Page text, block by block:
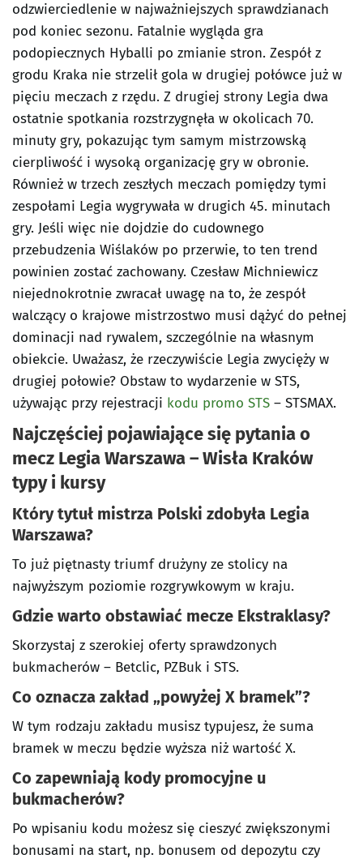
odzwierciedlenie w najważniejszych sprawdzianach
pod koniec sezonu. Fatalnie wygląda gra
podopiecznych Hyballi po zmianie stron. Zespół z
grodu Kraka nie strzelił gola w drugiej połówce już w
pięciu meczach z rzędu. Z drugiej strony Legia dwa
ostatnie spotkania rozstrzygnęła w okolicach 70.
minuty gry, pokazując tym samym mistrzowską
cierpliwość i wysoką organizację gry w obronie.
Również w trzech zeszłych meczach pomiędzy tymi
zespołami Legia wygrywała w drugich 45. minutach
gry. Jeśli więc nie dojdzie do cudownego
przebudzenia Wiślaków po przerwie, to ten trend
powinien zostać zachowany. Czesław Michniewicz
niejednokrotnie zwracał uwagę na to, że zespół
walczący o krajowe mistrzostwo musi dążyć do pełnej
dominacji nad rywalem, szczególnie na własnym
obiekcie. Uważasz, że rzeczywiście Legia zwycięży w
drugiej połowie? Obstaw to wydarzenie w STS,
używając przy rejestracji kodu promo STS – STSMAX.
Najczęściej pojawiające się pytania o
mecz Legia Warszawa – Wisła Kraków
typy i kursy
Który tytuł mistrza Polski zdobyła Legia
Warszawa?
To już piętnasty triumf drużyny ze stolicy na
najwyższym poziomie rozgrywkowym w kraju.
Gdzie warto obstawiać mecze Ekstraklasy?
Skorzystaj z szerokiej oferty sprawdzonych
bukmacherów – Betclic, PZBuk i STS.
Co oznacza zakład „powyżej X bramek”?
W tym rodzaju zakładu musisz typujesz, że suma
bramek w meczu będzie wyższa niż wartość X.
Co zapewniają kody promocyjne u
bukmacherów?
Po wpisaniu kodu możesz się cieszyć zwiększonymi
bonusami na start, np. bonusem od depozytu czy